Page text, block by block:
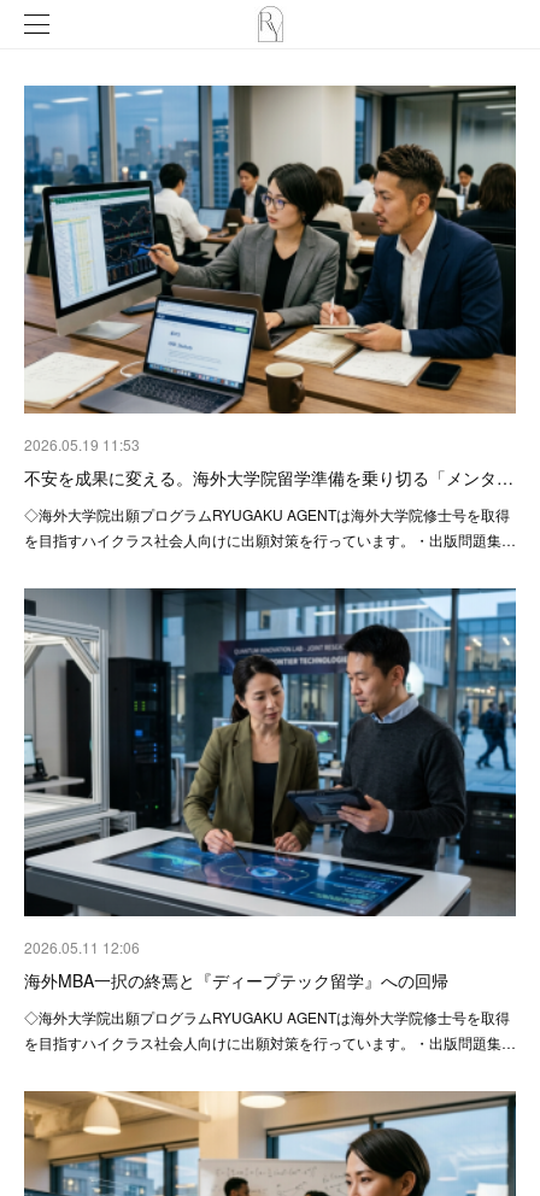
2026.05.19 11:53
不安を成果に変える。海外大学院留学準備を乗り切る「メンタ…
◇海外大学院出願プログラムRYUGAKU AGENTは海外大学院修士号を取得
を目指すハイクラス社会人向けに出願対策を行っています。・出版問題集…
2026.05.11 12:06
海外MBA一択の終焉と『ディープテック留学』への回帰
◇海外大学院出願プログラムRYUGAKU AGENTは海外大学院修士号を取得
を目指すハイクラス社会人向けに出願対策を行っています。・出版問題集…